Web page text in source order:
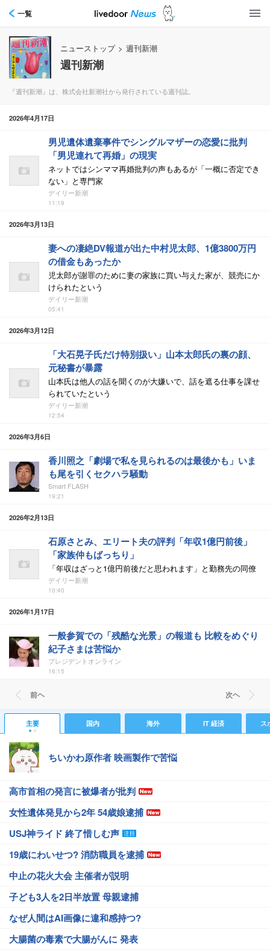
一覧
ニューストップ > 週刊新潮
週刊新潮
『週刊新潮』は、株式会社新潮社から発行されている週刊誌。
2026年4月17日
男児遺体遺棄事件でシングルマザーの恋愛に批判
「男児連れて再婚」の現実
ネットではシンママ再婚批判の声もあるが「一概に否定でき
ない」と専門家
デイリー新潮
11:19
2026年3月13日
妻への凄絶DV報道が出た中村児太郎、1億3800万円
の借金もあったか
児太郎が謝罪のために妻の家族に買い与えた家が、競売にか
けられたという
デイリー新潮
05:41
2026年3月12日
「大石晃子氏だけ特別扱い」山本太郎氏の裏の顔、
元秘書が暴露
山本氏は他人の話を聞くのが大嫌いで、話を遮る仕事を課せ
られていたという
デイリー新潮
12:54
2026年3月6日
香川照之「劇場で私を見られるのは最後かも」いま
も尾を引くセクハラ騒動
Smart FLASH
19:21
2026年2月13日
石原さとみ、エリート夫の評判「年収1億円前後」
「家族仲もばっちり」
「年収はざっと1億円前後だと思われます」と勤務先の同僚
デイリー新潮
10:40
2026年1月17日
一般参賀での「残酷な光景」の報道も 比較をめぐり
紀子さまは苦悩か
プレジデントオンライン
16:15
前ヘ 次ヘ
主要 国内 海外 IT 経済 ス
ちいかわ原作者 映画製作で苦悩
高市首相の発言に被爆者が批判
女性遺体発見から2年 54歳娘逮捕
USJ神ライド 終了惜しむ声
19歳にわいせつ? 消防職員を逮捕
中止の花火大会 主催者が説明
子ども3人を2日半放置 母親逮捕
なぜ人間はAI画像に違和感持つ?
大腸菌の毒素で大腸がんに 発表